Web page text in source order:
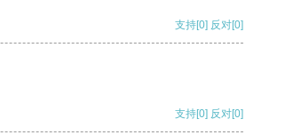
支持[0] 反对[0]
支持[0] 反对[0]